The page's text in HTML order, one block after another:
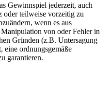
Gewinnspiel jederzeit, auch
oder teilweise vorzeitig zu
wenn es aus
von oder Fehler in
Gründen (z.B. Untersagung
eine ordnungsgemäße
garantieren.